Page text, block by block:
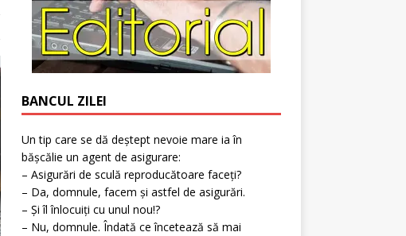
BANCUL ZILEI
Un tip care se dă deștept nevoie mare ia în
bășcălie un agent de asigurare:
– Asigurări de sculă reproducătoare faceți?
– Da, domnule, facem și astfel de asigurări.
– Și îl înlocuiți cu unul nou!?
– Nu, domnule. Îndată ce încetează să mai